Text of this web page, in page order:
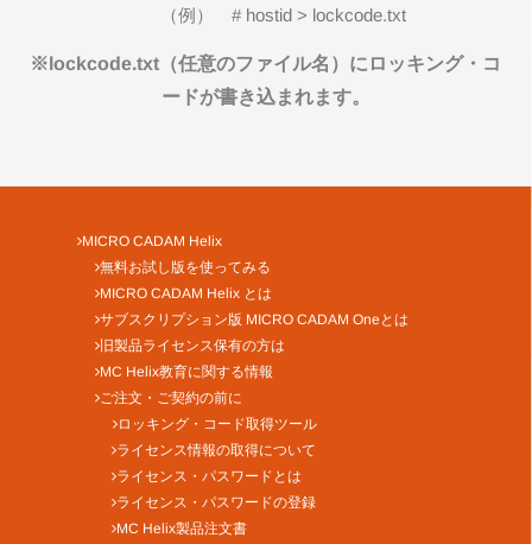
（例） # hostid > lockcode.txt
※lockcode.txt（任意のファイル名）にロッキング・コ
ードが書き込まれます。
MICRO CADAM Helix
無料お試し版を使ってみる
MICRO CADAM Helix とは
サブスクリプション版 MICRO CADAM Oneとは
旧製品ライセンス保有の方は
MC Helix教育に関する情報
ご注文・ご契約の前に
ロッキング・コード取得ツール
ライセンス情報の取得について
ライセンス・パスワードとは
ライセンス・パスワードの登録
MC Helix製品注文書